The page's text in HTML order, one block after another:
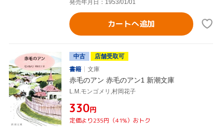
発売年月日：1953/01/01
カートへ追加
中古
店舗受取可
書籍
文庫
赤毛のアン 赤毛のアン1 新潮文庫
L.M.モンゴメリ,村岡花子
¥330円
定価より235円（41%）おトク